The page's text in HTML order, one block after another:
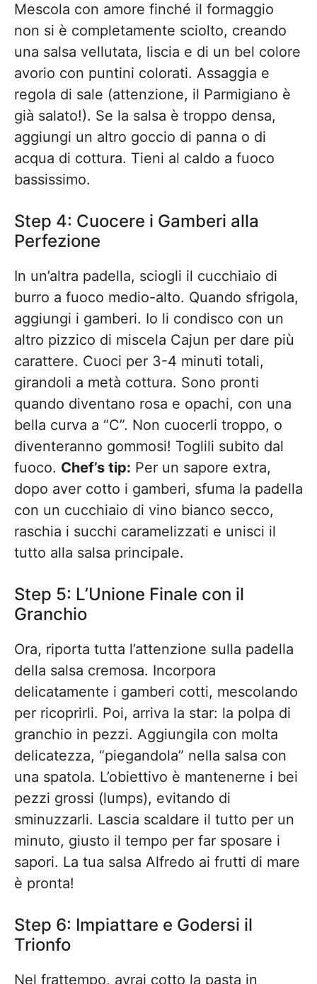
Mescola con amore finché il formaggio
non si è completamente sciolto, creando
una salsa vellutata, liscia e di un bel colore
avorio con puntini colorati. Assaggia e
regola di sale (attenzione, il Parmigiano è
già salato!). Se la salsa è troppo densa,
aggiungi un altro goccio di panna o di
acqua di cottura. Tieni al caldo a fuoco
bassissimo.
Step 4: Cuocere i Gamberi alla
Perfezione
In un’altra padella, sciogli il cucchiaio di
burro a fuoco medio-alto. Quando sfrigola,
aggiungi i gamberi. Io li condisco con un
altro pizzico di miscela Cajun per dare più
carattere. Cuoci per 3-4 minuti totali,
girandoli a metà cottura. Sono pronti
quando diventano rosa e opachi, con una
bella curva a “C”. Non cuocerli troppo, o
diventeranno gommosi! Toglili subito dal
fuoco. Chef’s tip: Per un sapore extra,
dopo aver cotto i gamberi, sfuma la padella
con un cucchiaio di vino bianco secco,
raschia i succhi caramelizzati e unisci il
tutto alla salsa principale.
Step 5: L’Unione Finale con il
Granchio
Ora, riporta tutta l’attenzione sulla padella
della salsa cremosa. Incorpora
delicatamente i gamberi cotti, mescolando
per ricoprirli. Poi, arriva la star: la polpa di
granchio in pezzi. Aggiungila con molta
delicatezza, “piegandola” nella salsa con
una spatola. L’obiettivo è mantenerne i bei
pezzi grossi (lumps), evitando di
sminuzzarli. Lascia scaldare il tutto per un
minuto, giusto il tempo per far sposare i
sapori. La tua salsa Alfredo ai frutti di mare
è pronta!
Step 6: Impiattare e Godersi il
Trionfo
Nel frattempo, avrai cotto la pasta in